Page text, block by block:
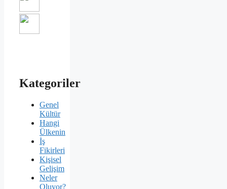
Kategoriler
Genel
Kültür
Hangi
Ülkenin
İş
Fikirleri
Kişisel
Gelişim
Neler
Oluyor?